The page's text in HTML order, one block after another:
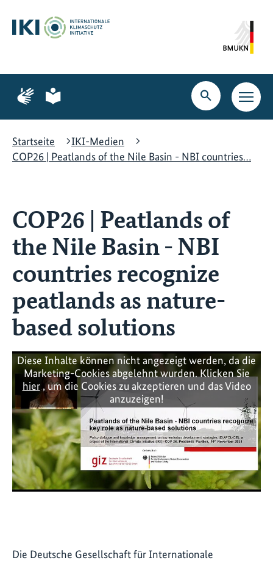
Hauptinhalt
springen
Suche
springen
Hauptnavigation
springen
Zur
Seite
Gebärdensprache
Zur
Seite
leichte
Suche
öffnen
Startseite
IKI-Medien
COP26 | Peatlands of the Nile Basin - NBI countries…
COP26 | Peatlands of
the Nile Basin - NBI
countries recognize
peatlands as nature-
based solutions
Diese Inhalte können nicht angezeigt werden, da die
Marketing-Cookies abgelehnt wurden. Klicken Sie
hier, um die Cookies zu akzeptieren und das Video
anzuzeigen!
Die Deutsche Gesellschaft für Internationale